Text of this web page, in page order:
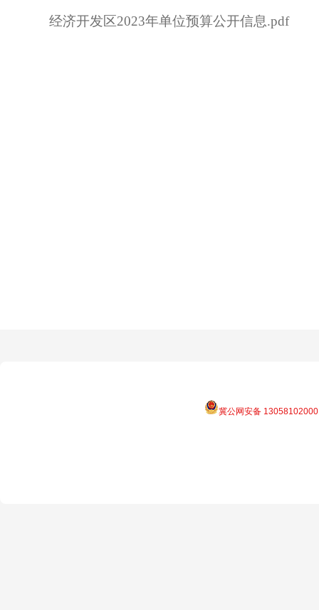
经济开发区2023年单位预算公开信息.pdf
冀公网安备